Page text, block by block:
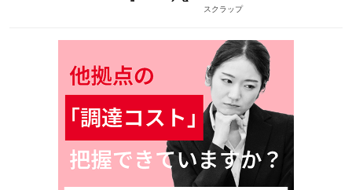
スクラップ